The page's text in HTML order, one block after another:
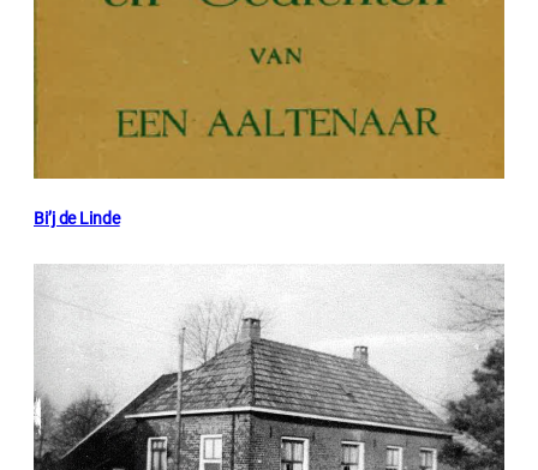
Bi’j de Linde